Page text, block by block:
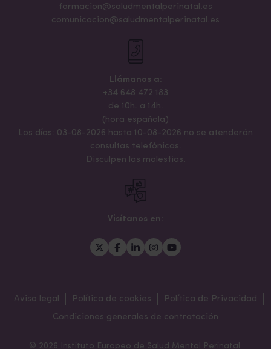
formacion@saludmentalperinatal.es
comunicacion@saludmentalperinatal.es
Llámanos a:
+34 648 472 183
de 10h. a 14h.
(hora española)
Los días: 03-08-2026 hasta 10-08-2026 no se atenderán
consultas telefónicas.
Disculpen las molestias.
Visítanos en:
Aviso legal Política de cookies
Política de Privacidad
Condiciones generales de contratación
© 2026 Instituto Europeo de Salud Mental Perinatal.